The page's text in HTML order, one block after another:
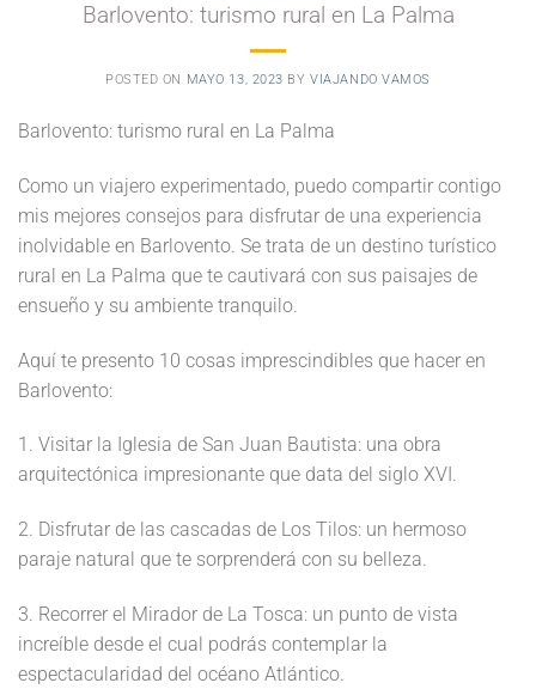
Barlovento: turismo rural en La Palma
POSTED ON MAYO 13, 2023 BYVIAJANDO VAMOS
Barlovento: turismo rural en La Palma
Como un viajero experimentado, puedo compartir contigo
mis mejores consejos para disfrutar de una experiencia
inolvidable en Barlovento. Se trata de un destino turístico
rural en La Palma que te cautivará con sus paisajes de
ensueño y su ambiente tranquilo.
Aquí te presento 10 cosas imprescindibles que hacer en
Barlovento:
1. Visitar la Iglesia de San Juan Bautista: una obra
arquitectónica impresionante que data del siglo XVI.
2. Disfrutar de las cascadas de Los Tilos: un hermoso
paraje natural que te sorprenderá con su belleza.
3. Recorrer el Mirador de La Tosca: un punto de vista
increíble desde el cual podrás contemplar la
espectacularidad del océano Atlántico.